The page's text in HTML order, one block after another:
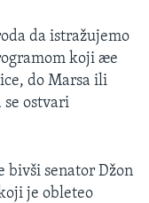
da istražujemo
koji æe
do Marsa ili
se ostvari
bivši senator Džon
je obleteo